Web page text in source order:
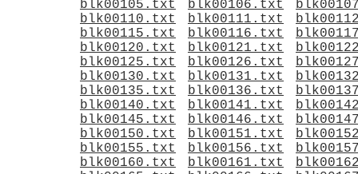
blk00105.txt
blk00106.txt
blk00110.txt
blk00111.txt
blk00115.txt
blk00116.txt
blk00120.txt
blk00121.txt
blk00125.txt
blk00126.txt
blk00130.txt
blk00131.txt
blk00135.txt
blk00136.txt
blk00140.txt
blk00141.txt
blk00145.txt
blk00146.txt
blk00150.txt
blk00151.txt
blk00155.txt
blk00156.txt
blk00160.txt
blk00161.txt